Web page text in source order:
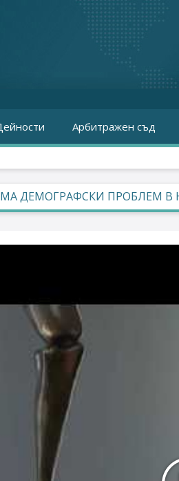
Арбитражен съд
ДЕМОГРАФСКИ ПРОБЛЕМ В